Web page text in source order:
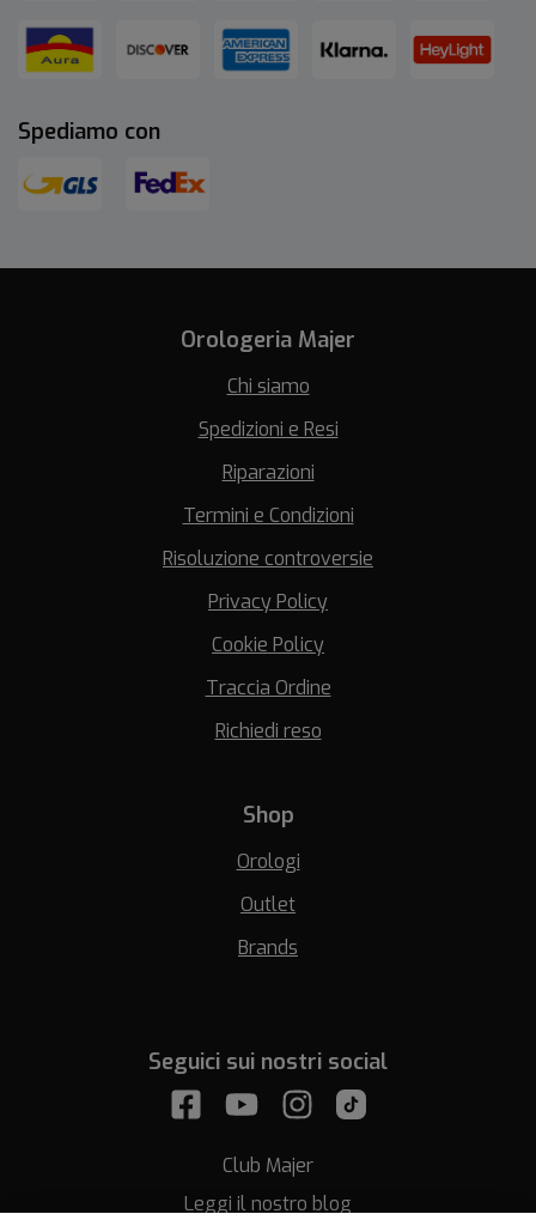
Spediamo con
Orologeria Majer
Chi siamo
Spedizioni e Resi
Riparazioni
Termini e Condizioni
Risoluzione controversie
Privacy Policy
Cookie Policy
Traccia Ordine
Richiedi reso
Shop
Orologi
Outlet
Brands
Seguici sui nostri social
Club Majer
Leggi il nostro blog